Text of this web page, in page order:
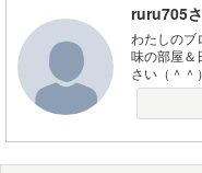
ruru705
わたしのブ
味の部屋＆
さい（＾